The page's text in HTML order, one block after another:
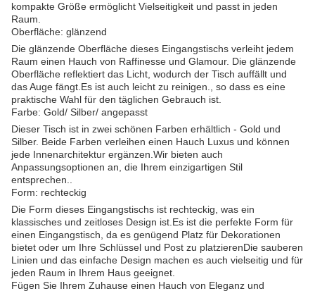
kompakte Größe ermöglicht Vielseitigkeit und passt in jeden
Raum.
Oberfläche: glänzend
Die glänzende Oberfläche dieses Eingangstischs verleiht jedem
Raum einen Hauch von Raffinesse und Glamour. Die glänzende
Oberfläche reflektiert das Licht, wodurch der Tisch auffällt und
das Auge fängt.Es ist auch leicht zu reinigen., so dass es eine
praktische Wahl für den täglichen Gebrauch ist.
Farbe: Gold/ Silber/ angepasst
Dieser Tisch ist in zwei schönen Farben erhältlich - Gold und
Silber. Beide Farben verleihen einen Hauch Luxus und können
jede Innenarchitektur ergänzen.Wir bieten auch
Anpassungsoptionen an, die Ihrem einzigartigen Stil
entsprechen..
Form: rechteckig
Die Form dieses Eingangstischs ist rechteckig, was ein
klassisches und zeitloses Design ist.Es ist die perfekte Form für
einen Eingangstisch, da es genügend Platz für Dekorationen
bietet oder um Ihre Schlüssel und Post zu platzierenDie sauberen
Linien und das einfache Design machen es auch vielseitig und für
jeden Raum in Ihrem Haus geeignet.
Fügen Sie Ihrem Zuhause einen Hauch von Eleganz und